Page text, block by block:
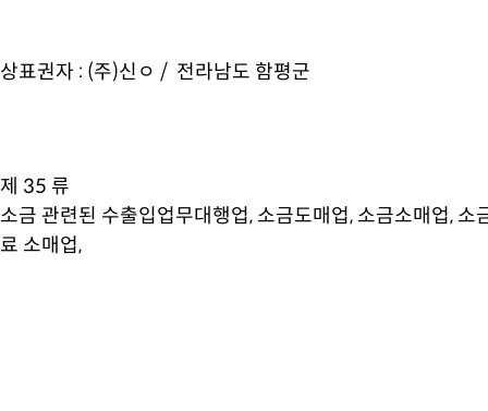
상표권자 : (주)신ㅇ / 전라남도 함평군
제 35 류
소금 관련된 수출입업무대행업, 소금도매업, 소금소매업, 소
료 소매업,